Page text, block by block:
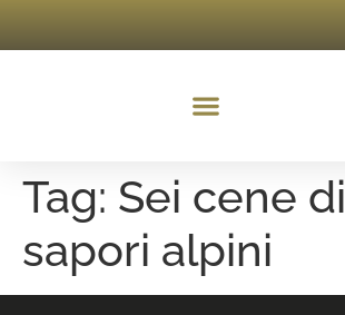
Tag: Sei cene di
sapori alpini